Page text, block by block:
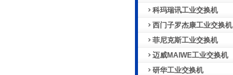
科玛瑞讯工业交换机
西门子罗杰康工业交换机
菲尼克斯工业交换机
迈威MAIWE工业交换机
研华工业交换机